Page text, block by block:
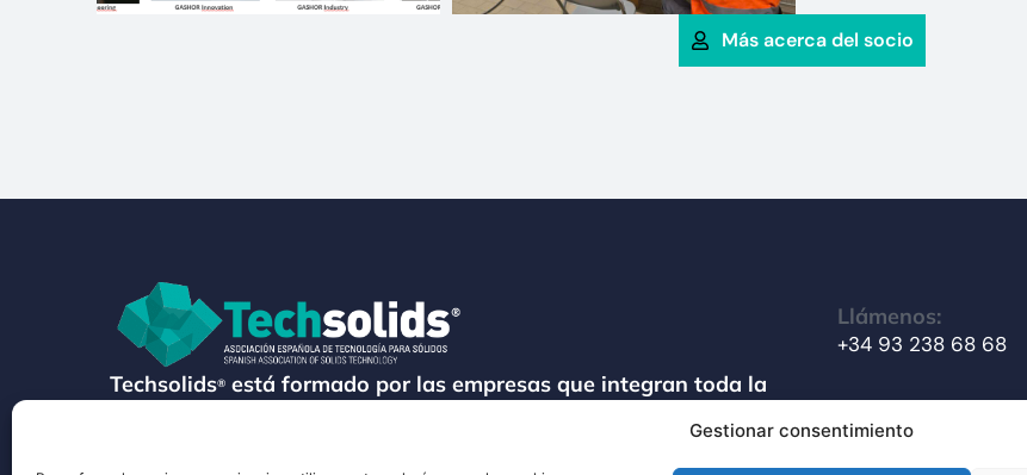
Gestionar consentimiento
Más acerca del socio
Techsolids® está formado por las empresas que integran toda la
Llámenos:
+34 93 238 68 68